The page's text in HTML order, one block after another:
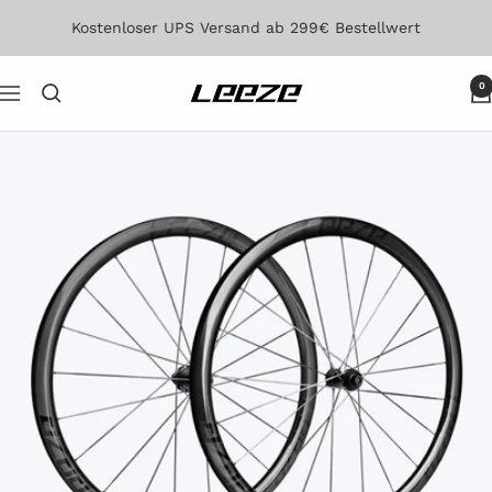
Kostenloser UPS Versand ab 299€ Bestellwert
Navigation Leeze 0